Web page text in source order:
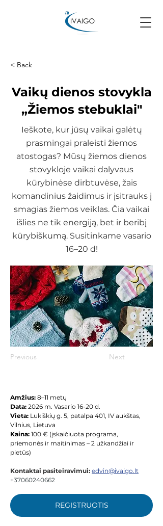
< Back
Vaikų dienos stovykla
„Žiemos stebuklai"
Ieškote, kur jūsų vaikai galėtų
prasmingai praleisti žiemos
atostogas? Mūsų žiemos dienos
stovykloje vaikai dalyvaus
kūrybinėse dirbtuvėse, žais
komandinius žaidimus ir įsitrauks į
smagias žiemos veiklas. Čia vaikai
išlies ne tik energiją, bet ir beribį
kūrybiškumą. Susitinkame vasario
16–20 d!
Previous Next
Amžius: 8–11 metų
Data: 2026 m. Vasario 16-20 d.
Vieta: Lukiškių g. 5, patalpa 401, IV aukštas,
Vilnius, Lietuva
Kaina: 100 € (įskaičiuota programa,
priemonės ir maitinimas – 2 užkandžiai ir
pietūs)
Kontaktai pasiteiravimui: edvin@ivaigo.lt
+37060240662
REGISTRUOTIS